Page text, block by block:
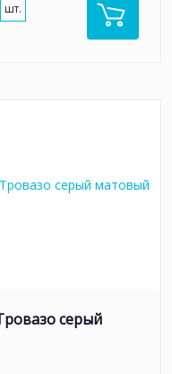
шт.
серый